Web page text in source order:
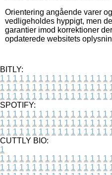
Orientering angående varer
vedligeholdes hyppigt, men
garantier imod korrektioner
opdaterede websitets
BITLY:
1 1 1 1 1 1 1 1 1 1 1 1 1 1 1 1 1
1 1 1 1 1 1 1 1 1 1 1 1 1 1 1 1 1
1 1 1 1 1 1 1 1 1 1 1 1 1 1 1 1 1
SPOTIFY:
1 1 1 1 1 1 1 1 1 1 1 1 1 1 1 1 1
1 1 1 1 1 1 1 1 1 1 1 1 1 1 1 1 1
1 1 1 1 1 1 1 1 1 1 1 1 1 1 1 1 1
CUTTLY BIO:
1
1 1 1 1 1 1 1 1 1 1 1 1 1 1 1 1 1
1 1 1 1 1 1 1 1 1 1 1 1 1 1 1 1 1